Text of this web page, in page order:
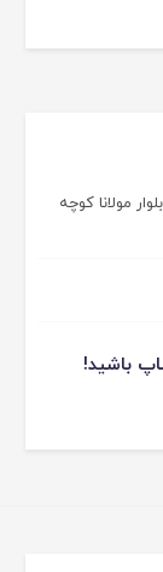
مولانا کوچه
باشید!